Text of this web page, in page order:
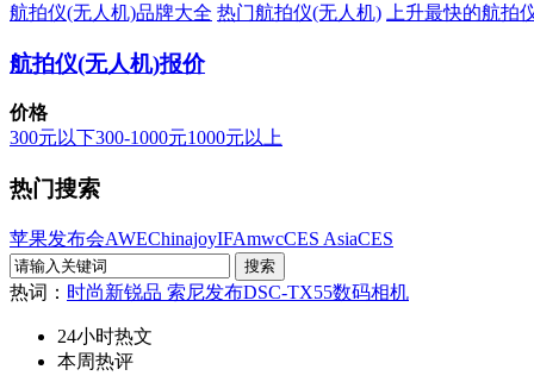
航拍仪(无人机)品牌大全 热门航拍仪(无人机) 上升最快的航拍
航拍仪(无人机)报价
价格
300元以下300-1000元1000元以上
热门搜索
苹果发布会AWEChinajoyIFAmwcCES AsiaCES
热词： 时尚新锐品 索尼发布DSC-TX55数码相机
24小时热文
本周热评